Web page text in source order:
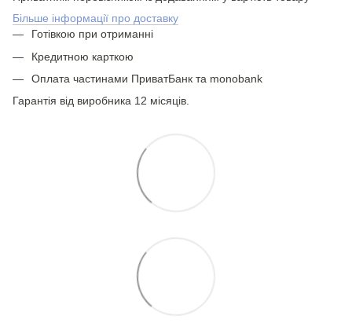
Більше інформації про доставку
Готівкою при отриманні
Кредитною карткою
Оплата частинами ПриватБанк та monobank
Гарантія від виробника 12 місяців.